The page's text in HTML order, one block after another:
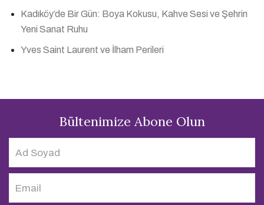
Kadıköy’de Bir Gün: Boya Kokusu, Kahve Sesi ve Şehrin
Yeni Sanat Ruhu
Yves Saint Laurent ve İlham Perileri
Bültenimize Abone Olun